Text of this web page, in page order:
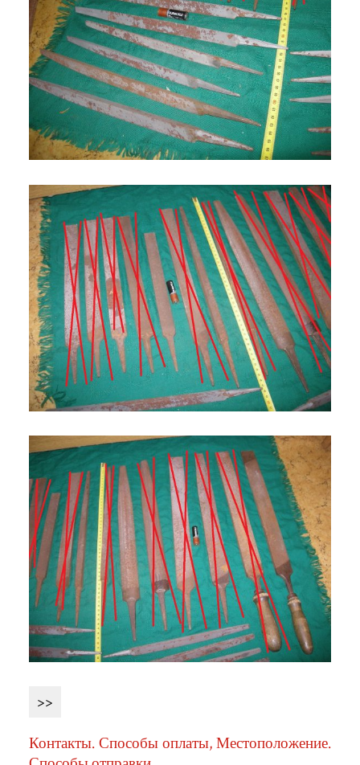
>>
Контакты. Способы оплаты, Местоположение.